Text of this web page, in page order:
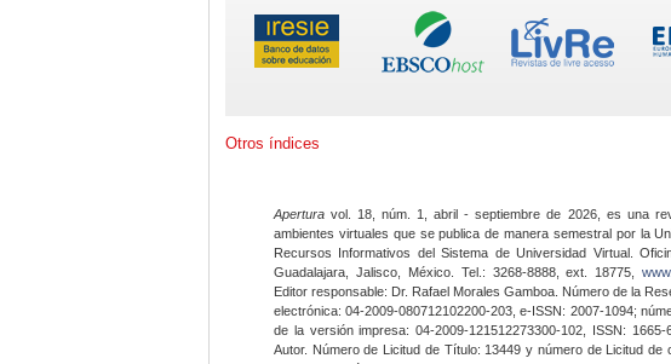
Otros índices
Apertura vol. 18, núm. 1, abril - septiembre de 2026, es una
ambientes virtuales que se publica de manera semestral por la
Recursos Informativos del Sistema de Universidad Virtual.
Guadalajara, Jalisco, México. Tel.: 3268-8888, ext. 18775,
Editor responsable: Dr. Rafael Morales Gamboa. Número de la
electrónica: 04-2009-080712102200-203, e-ISSN: 2007-1094;
de la versión impresa: 04-2009-121512273300-102, ISSN:
Autor. Número de Licitud de Título: 13449 y número de Licitud